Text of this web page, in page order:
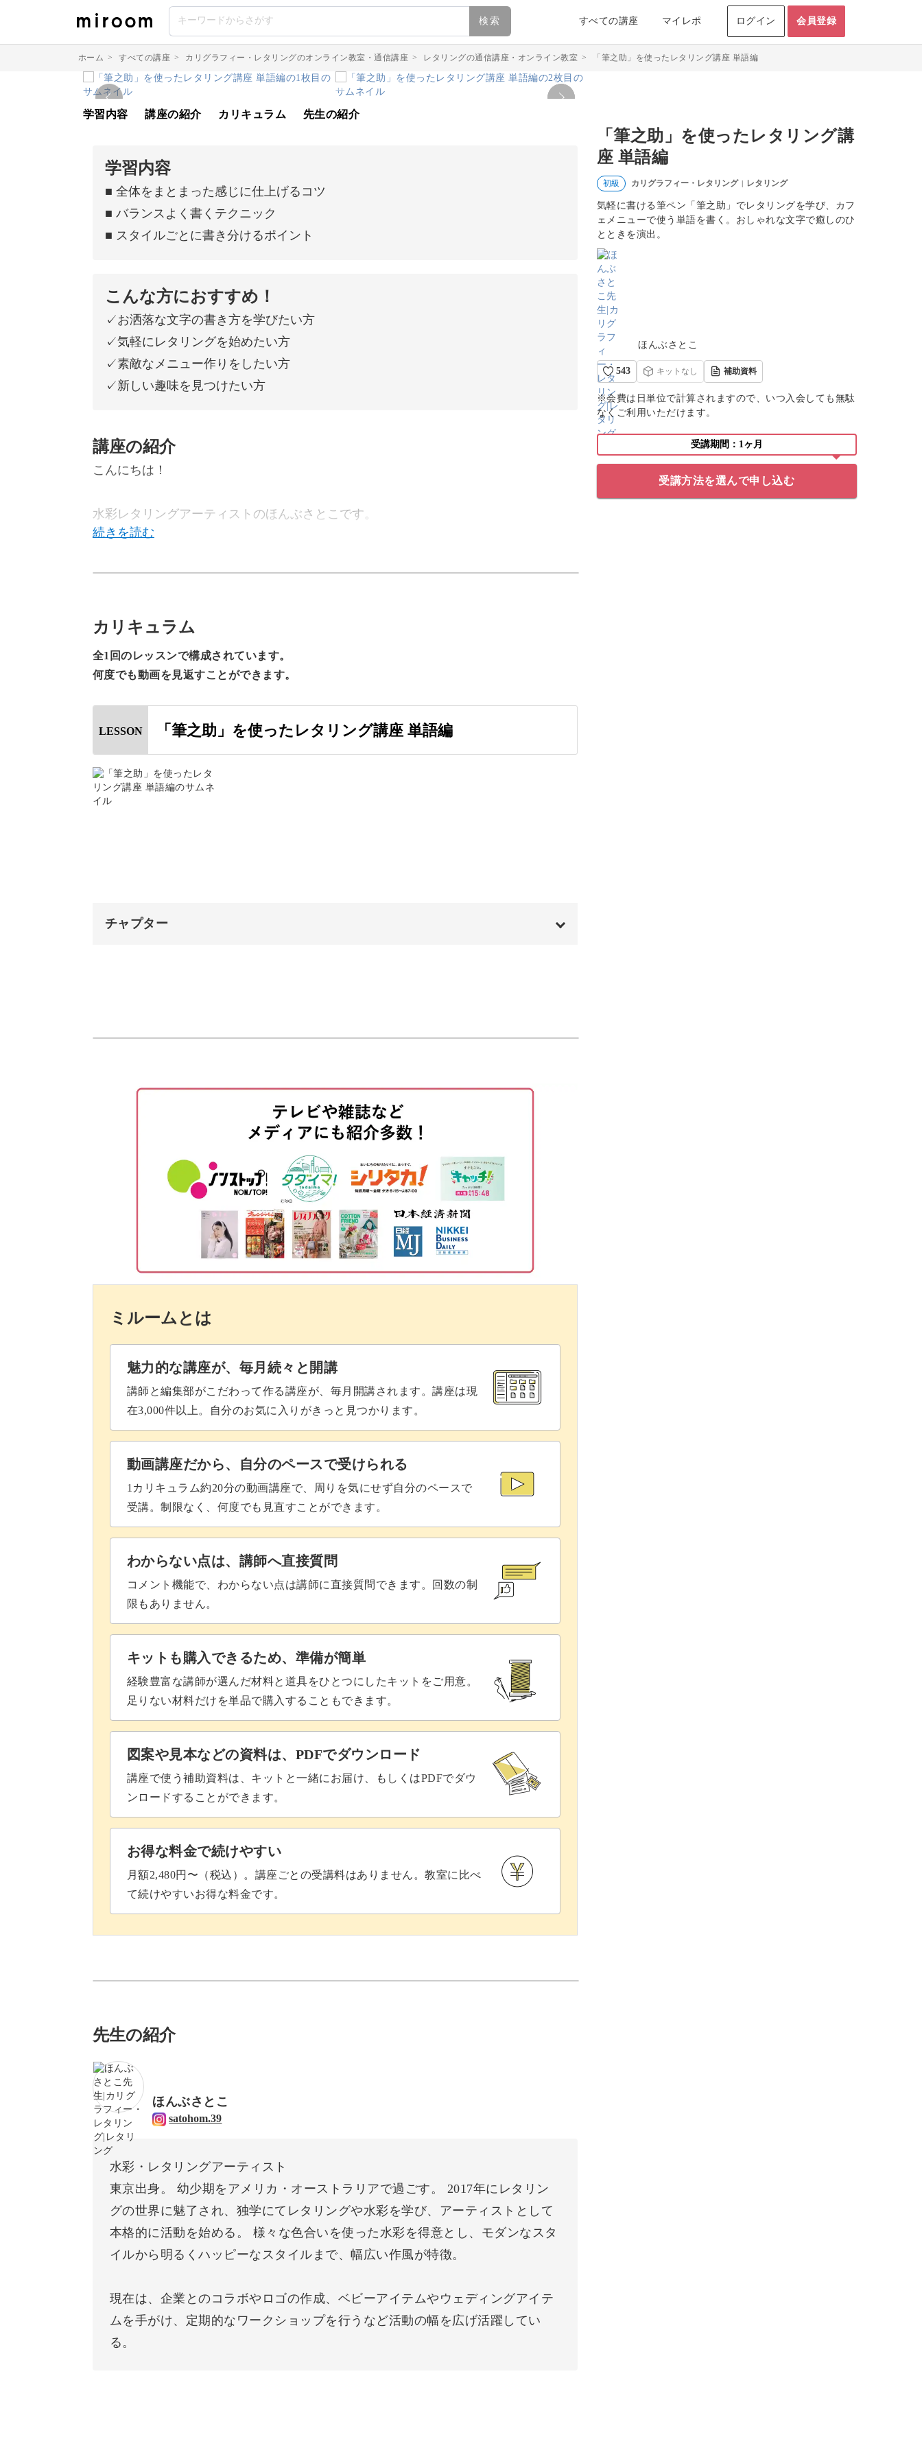
検索 すべての講座 マイレポ ログイン 会員登録
ホーム > すべての講座 > カリグラフィー・レタリングのオンライン教室・通信講座 > レタリングの通信講座・オンライン教室 > 「筆之助」を使ったレタリング講座 単語編
「筆之助」を使ったレタリング講
座 単語編
初級 カリグラフィー・レタリング | レタリング
気軽に書ける筆ペン「筆之助」でレタリングを学び、カフ
ェメニューで使う単語を書く。おしゃれな文字で癒しのひ
とときを演出。
ほんぶさとこ
543 キットなし 補助資料
※会費は日単位で計算されますので、いつ入会しても無駄
なくご利用いただけます。
受講期間：1ヶ月
受講方法を選んで申し込む
学習内容 講座の紹介 カリキュラム 先生の紹介
学習内容
■ 全体をまとまった感じに仕上げるコツ
■ バランスよく書くテクニック
■ スタイルごとに書き分けるポイント
こんな方におすすめ！
✓お洒落な文字の書き方を学びたい方
✓気軽にレタリングを始めたい方
✓素敵なメニュー作りをしたい方
✓新しい趣味を見つけたい方
講座の紹介
こんにちは！
水彩レタリングアーティストのほんぶさとこです。
うもの。
筆ペンの使い方に慣れてスムーズに書けるように、ポイントをしっかりおさえてマスタ
今回は、基本テクニック編の応用として、カフェメニューによく使われる単語を書いて
いきます。
客さまから注目されるおしゃれなメニューが書けるように♪
実際のメニューで使える単語が勢揃いです！
お客さまに喜んでいただけるような素敵なメニューを作るために、沢山練習してみてく
ださいね♪
ラインの強弱がきれいに書けるように、レッスンのポイントをしっかりチェックして意
識していきましょう。
レタリングに興味があってなかなか始められなかった人も、これまでに経験がある人
も、手軽な筆ペンを使ってぜひ始めてみてはいかがでしょうか？
皆さまのご参加を、お待ちしております♪
カリキュラム
全1回のレッスンで構成されています。
何度でも動画を見返すことができます。
LESSON 「筆之助」を使ったレタリング講座 単語編
チャプター
"Special"の練習
"Drink"の練習
おわりに
ミルームとは
魅力的な講座が、毎月続々と開講
講師と編集部がこだわって作る講座が、毎月開講されます。講座は現
在3,000件以上。自分のお気に入りがきっと見つかります。
動画講座だから、自分のペースで受けられる
1カリキュラム約20分の動画講座で、周りを気にせず自分のペースで
受講。制限なく、何度でも見直すことができます。
わからない点は、講師へ直接質問
コメント機能で、わからない点は講師に直接質問できます。回数の制
限もありません。
キットも購入できるため、準備が簡単
経験豊富な講師が選んだ材料と道具をひとつにしたキットをご用意。
足りない材料だけを単品で購入することもできます。
図案や見本などの資料は、PDFでダウンロード
講座で使う補助資料は、キットと一緒にお届け、もしくはPDFでダウ
ンロードすることができます。
お得な料金で続けやすい
月額2,480円〜（税込）。講座ごとの受講料はありません。教室に比べ
て続けやすいお得な料金です。
先生の紹介
ほんぶさとこ
satohom.39
水彩・レタリングアーティスト
東京出身。 幼少期をアメリカ・オーストラリアで過ごす。 2017年にレタリン
グの世界に魅了され、独学にてレタリングや水彩を学び、アーティストとして
本格的に活動を始める。 様々な色合いを使った水彩を得意とし、モダンなスタ
イルから明るくハッピーなスタイルまで、幅広い作風が特徴。
現在は、企業とのコラボやロゴの作成、ベビーアイテムやウェディングアイテ
ムを手がけ、定期的なワークショップを行うなど活動の幅を広げ活躍してい
る。